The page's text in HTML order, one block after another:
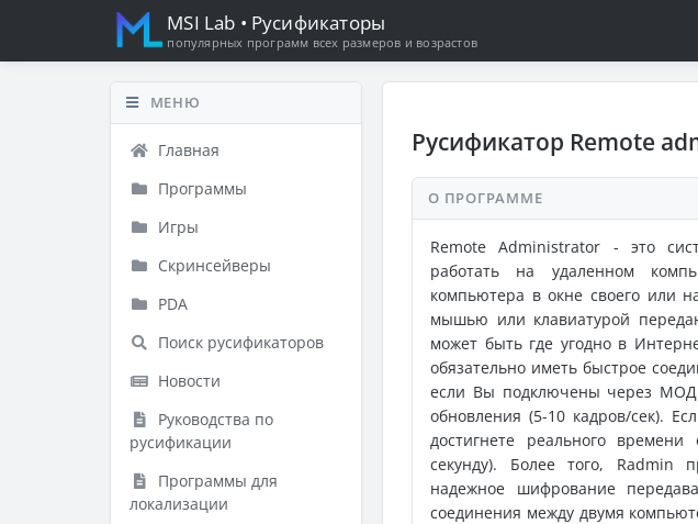
MSI Lab • Русификаторы
популярных программ всех размеров и возрастов
МЕНЮ
Главная
Программы
Игры
Скринсейверы
PDA
Поиск русификаторов
Новости
Руководства по
русификации
Программы для
локализации
Русификатор Remote
О ПРОГРАММЕ
Remote Administrator - это
работать на удаленном
компьютера в окне своего или
мышью или клавиатурой
может быть где угодно в
обязательно иметь быстрое
если Вы подключены через
обновления (5-10 кадров/cек).
достигнете реального
секунду). Более того, Radmin
надежное шифрование
соединения между двумя